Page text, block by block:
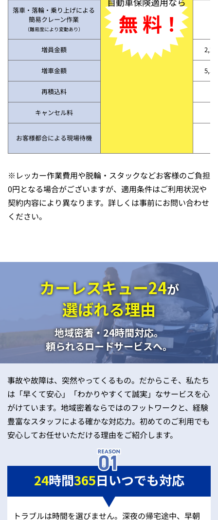
無 料！
落車・落輪・乗り上げによる
簡易クレーン作業
（難易度により変動あり）
増員金額
増車金額
再積込料
キャンセル料
お客様都合による現場待機
※レッカー作業費用や脱輪・スタックなどお客様のご負担
0円となる場合がございますが、適用条件はご利用状況や
契約内容により異なります。詳しくは事前にお問い合わせ
ください。
カーレスキュー24が
選ばれる理由
地域密着・24時間対応。
頼られるロードサービスへ。
事故や故障は、突然やってくるもの。だからこそ、私たち
は「早くて安心」「わかりやすくて誠実」なサービスを心
がけています。地域密着ならではのフットワークと、経験
豊富なスタッフによる確かな対応力。初めてのご利用でも
安心してお任せいただける理由をご紹介します。
24時間365日いつでも対応
トラブルは時間を選びません。深夜の帰宅途中、早朝